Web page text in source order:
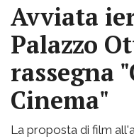
Avviata
Palazzo
rassegna
Cinema"
La proposta di film